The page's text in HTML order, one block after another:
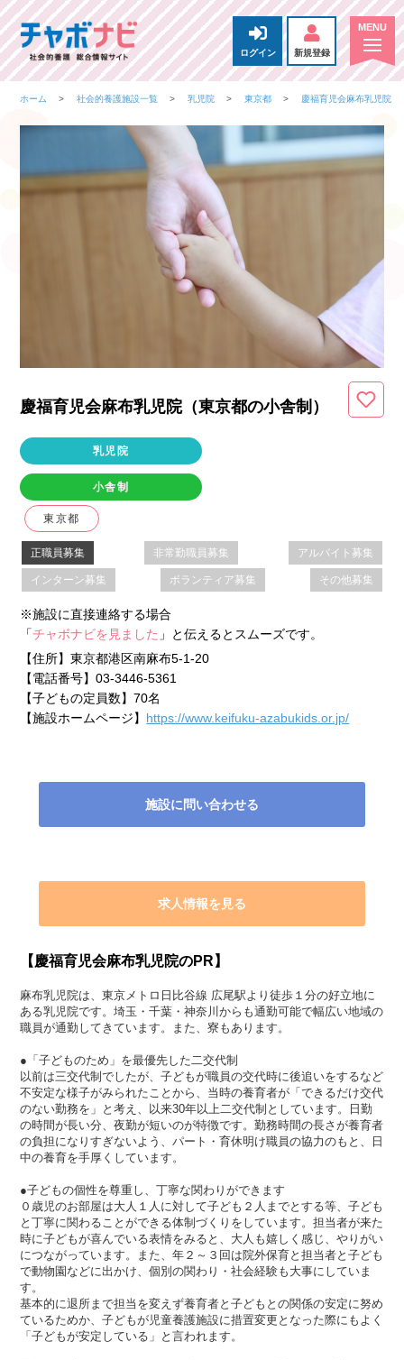
ログイン 新規登録
ホーム 社会的養護施設一覧 乳児院 東京都 慶福育児会麻布乳児院
慶福育児会麻布乳児院（東京都の小舎制 ）
乳児院
小舎制
東京都
正職員募集 非常勤職員募集 アルバイト募集
インターン募集 ボランティア募集 その他募集
※施設に直接連絡する場合
「チャボナビを見ました 」と伝えるとスムーズです。
【住所】東京都港区南麻布5-1-20
【電話番号】03-3446-5361
【子どもの定員数】70名
【施設ホームページ】 https://www.keifuku-azabukids.or.jp/
施設に問い合わせる
求人情報を見る
【慶福育児会麻布乳児院のPR】
麻布乳児院は、東京メトロ日比谷線 広尾駅より徒歩１分の好立地に
ある乳児院です。埼玉・千葉・神奈川からも通勤可能で幅広い地域の
職員が通勤してきています。また、寮もあります。
●「子どものため」を最優先した二交代制
以前は三交代制でしたが、子どもが職員の交代時に後追いをするなど
不安定な様子がみられたことから、当時の養育者が「できるだけ交代
のない勤務を」と考え、以来30年以上二交代制としています。日勤
の時間が長い分、夜勤が短いのが特徴です。勤務時間の長さが養育者
の負担になりすぎないよう、パート・育休明け職員の協力のもと、日
中の養育を手厚くしています。
●子どもの個性を尊重し、丁寧な関わりができます
０歳児のお部屋は大人１人に対して子ども２人までとする等、子ども
と丁寧に関わることができる体制づくりをしています。担当者が来た
時に子どもが喜んでいる表情をみると、大人も嬉しく感じ、やりがい
につながっています。また、年２～３回は院外保育と担当者と子ども
で動物園などに出かけ、個別の関わり・社会経験も大事にしていま
す。
基本的に退所まで担当を変えず養育者と子どもとの関係の安定に努め
ているためか、子どもが児童養護施設に措置変更となった際にもよく
「子どもが安定している」と言われます。